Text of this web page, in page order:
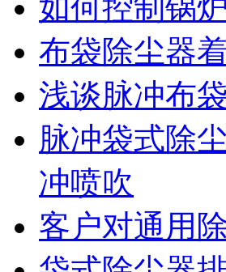
如何控制锅
布袋除尘器
浅谈脉冲布
脉冲袋式除
冲喷吹
客户对通用